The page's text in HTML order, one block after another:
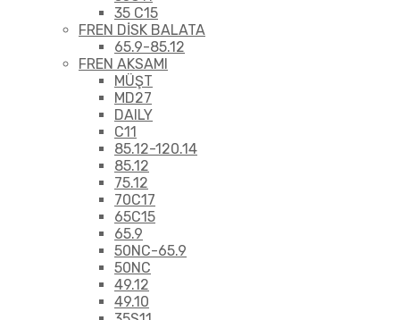
35 C15
FREN DİSK BALATA
65.9-85.12
FREN AKSAMI
MÜŞT
MD27
DAILY
C11
85.12-120.14
85.12
75.12
70C17
65C15
65.9
50NC-65.9
50NC
49.12
49.10